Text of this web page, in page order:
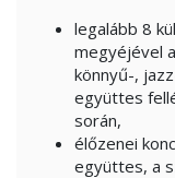
legalább 8
megyéjével
könnyű-,
együttes
során,
élőzenei
együttes, a